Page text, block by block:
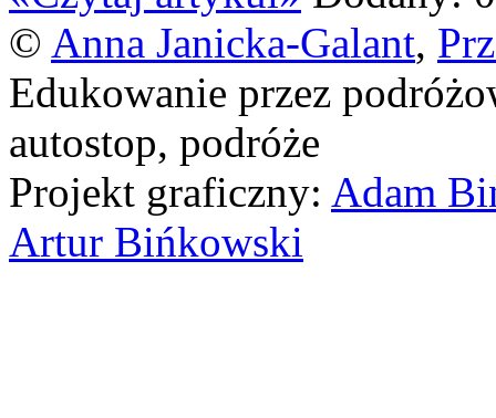
© Anna Janicka-Galant,
Edukowanie przez
autostop, podróże
Projekt graficzny: Adam
Artur Bińkowski